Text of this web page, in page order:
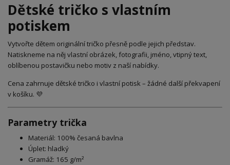
Dětské tričko s vlastním
potiskem
Vytvořte dětem originální tričko přesně podle jejich představ.
Natiskneme na něj vlastní obrázek, fotografii, jméno, vtipný text,
oblíbenou postavičku nebo motiv z naší nabídky.
Cena zahrnuje dětské tričko i vlastní potisk – žádné další překvapení
v košíku. 💜
Parametry trička
Materiál: 100% česaná bavlna
Úplet: hladký
Gramáž: 165 g/m²